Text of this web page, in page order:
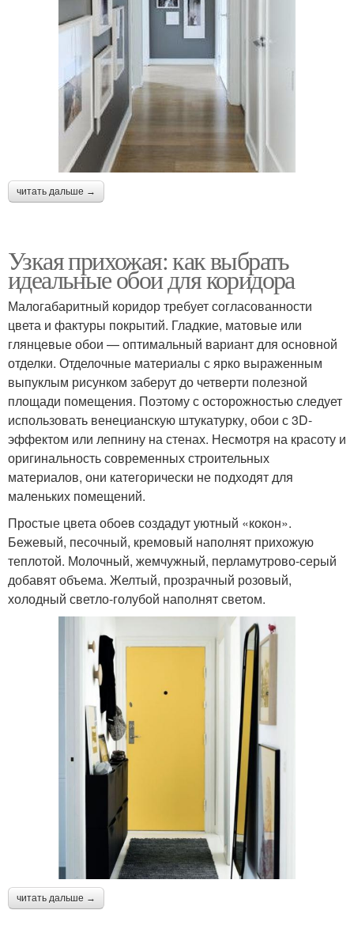
читать дальше →
Узкая прихожая: как выбрать
идеальные обои для коридора
Малогабаритный коридор требует согласованности
цвета и фактуры покрытий. Гладкие, матовые или
глянцевые обои — оптимальный вариант для основной
отделки. Отделочные материалы с ярко выраженным
выпуклым рисунком заберут до четверти полезной
площади помещения. Поэтому с осторожностью следует
использовать венецианскую штукатурку, обои с 3D-
эффектом или лепнину на стенах. Несмотря на красоту и
оригинальность современных строительных
материалов, они категорически не подходят для
маленьких помещений.
Простые цвета обоев создадут уютный «кокон».
Бежевый, песочный, кремовый наполнят прихожую
теплотой. Молочный, жемчужный, перламутрово-серый
добавят объема. Желтый, прозрачный розовый,
холодный светло-голубой наполнят светом.
читать дальше →